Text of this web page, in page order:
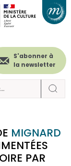
S'abonner à
la newsletter
MIGNARD
PAR